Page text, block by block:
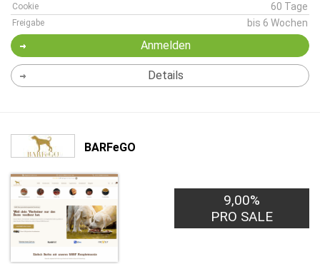
Cookie 60 Tage
Freigabe bis 6 Wochen
Anmelden
Details
BARFeGO
9,00%
PRO SALE